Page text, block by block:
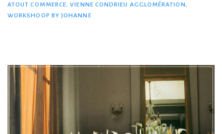
ATOUT COMMERCE,VIENNE CONDRIEU AGGLOMÉRATION,
WORKSHOOP BY JOHANNE